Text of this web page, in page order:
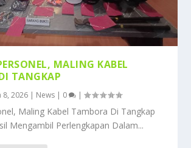
MALING KABEL
TANGKAP
8, 2026 | News | 0 |
Maling Kabel Tambora Di Tangkap
Mengambil Perlengkapan Dalam...